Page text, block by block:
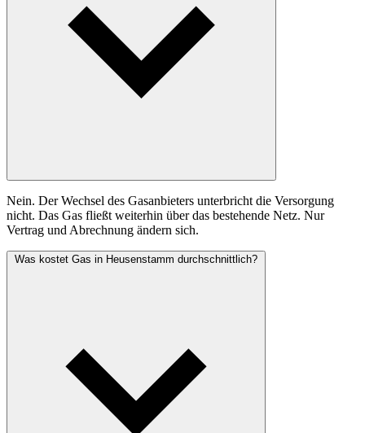
Nein. Der Wechsel des Gasanbieters unterbricht die Versorgung
nicht. Das Gas fließt weiterhin über das bestehende Netz. Nur
Vertrag und Abrechnung ändern sich.
Was kostet Gas in Heusenstamm durchschnittlich?